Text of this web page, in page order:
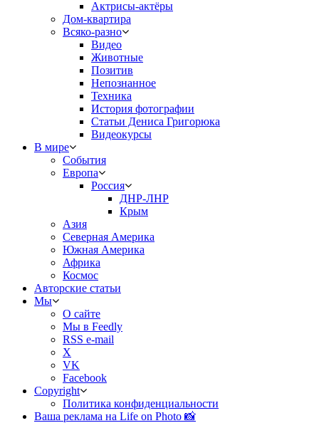
Актрисы-актёры
Дом-квартира
Всяко-разно
Видео
Животные
Позитив
Непознанное
Техника
История фотографии
Статьи Дениса Григорюка
Видеокурсы
В мире
События
Европа
Россия
ДНР-ЛНР
Крым
Азия
Северная Америка
Южная Америка
Африка
Космос
Авторские статьи
Мы
О сайте
Мы в Feedly
RSS e-mail
X
VK
Facebook
Copyright
Политика конфиденциальности
Ваша реклама на Life on Photo 📸